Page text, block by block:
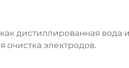
дистиллированная вода
очистка электродов.